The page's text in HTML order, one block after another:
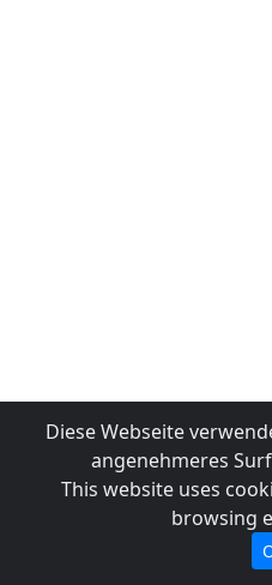
Diese Webseite
angenehmeres
This website uses
browsing